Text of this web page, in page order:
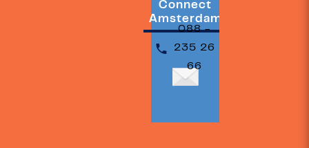
Connect
Amsterdam
088 -
235 26
66